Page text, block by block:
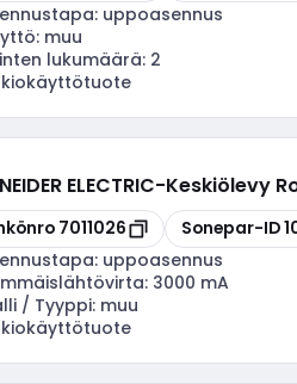
uppoasennus
muu
lukumäärä: 2
ELECTRIC-Keskiölevy
7011026 Kopioi
Sonepar-ID
uppoasennus
3000 mA
/ Tyyppi: muu